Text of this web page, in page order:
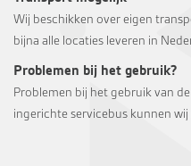
Wij beschikken over eigen
bijna alle locaties leveren in
Problemen bij het gebruik?
Problemen bij het gebruik van
ingerichte servicebus kunnen